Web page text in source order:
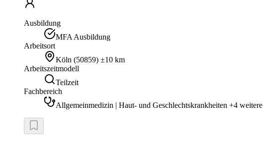
Ausbildung
MFA Ausbildung
Arbeitsort
Köln (50859) ±10 km
Arbeitszeitmodell
Teilzeit
Fachbereich
Allgemeinmedizin | Haut- und Geschlechtskrankheiten +4 weitere